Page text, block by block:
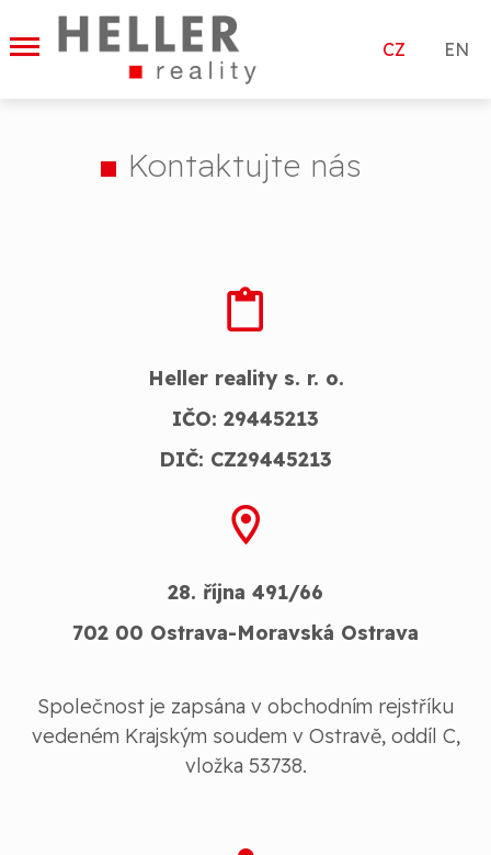
CZ EN
Kontaktujte nás
Heller reality s. r. o.
IČO: 29445213
DIČ: CZ29445213
28. října 491/66
702 00 Ostrava-Moravská Ostrava
Společnost je zapsána v obchodním rejstříku
vedeném Krajským soudem v Ostravě, oddíl C,
vložka 53738.